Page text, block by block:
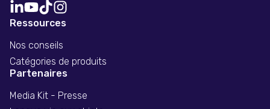
Ressources
Nos conseils
Catégories de produits
Partenaires
Media Kit - Presse